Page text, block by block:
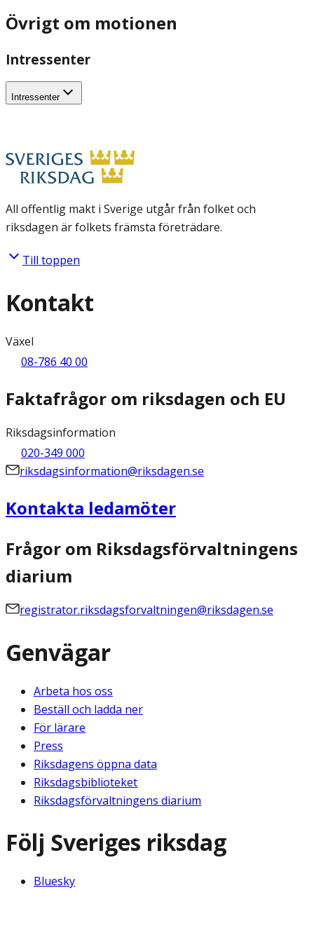
Övrigt om motionen
Intressenter
Intressenter
All offentlig makt i Sverige utgår från folket och
riksdagen är folkets främsta företrädare.
Till toppen
Kontakt
Växel
08-786 40 00
Faktafrågor om riksdagen och EU
Riksdagsinformation
020-349 000
riksdagsinformation@riksdagen.se
Kontakta ledamöter
Frågor om Riksdagsförvaltningens
diarium
registrator.riksdagsforvaltningen@riksdagen.se
Genvägar
Arbeta hos oss
Beställ och ladda ner
För lärare
Press
Riksdagens öppna data
Riksdagsbiblioteket
Riksdagsförvaltningens diarium
Följ Sveriges riksdag
Bluesky